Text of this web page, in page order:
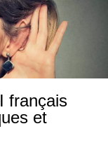
français
et